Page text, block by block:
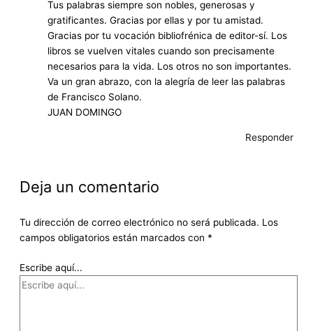
Tus palabras siempre son nobles, generosas y
gratificantes. Gracias por ellas y por tu amistad.
Gracias por tu vocación bibliofrénica de editor-sí. Los
libros se vuelven vitales cuando son precisamente
necesarios para la vida. Los otros no son importantes.
Va un gran abrazo, con la alegría de leer las palabras
de Francisco Solano.
JUAN DOMINGO
Responder
Deja un comentario
Tu dirección de correo electrónico no será publicada. Los
campos obligatorios están marcados con *
Escribe aquí...